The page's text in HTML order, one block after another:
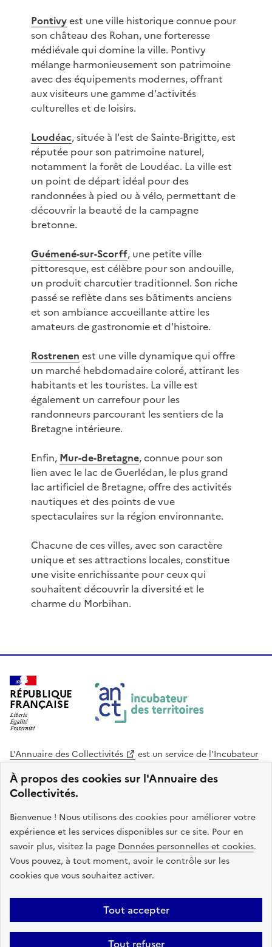
À propos des cookies sur l'Annuaire des
Collectivités.
Bienvenue ! Nous utilisons des cookies pour améliorer votre
expérience et les services disponibles sur ce site. Pour en
savoir plus, visitez la page Données personnelles et cookies.
Vous pouvez, à tout moment, avoir le contrôle sur les
cookies que vous souhaitez activer.
Tout accepter
Tout refuser
Pontivyest une ville historique connue pour
son château des Rohan, une forteresse
médiévale qui domine la ville. Pontivy
mélange harmonieusement son patrimoine
avec des équipements modernes, offrant
aux visiteurs une gamme d'activités
culturelles et de loisirs.
Loudéac, située à l'est de Sainte-Brigitte, est
réputée pour son patrimoine naturel,
notamment la forêt de Loudéac. La ville est
un point de départ idéal pour des
randonnées à pied ou à vélo, permettant de
découvrir la beauté de la campagne
bretonne.
Guémené-sur-Scorff, une petite ville
pittoresque, est célèbre pour son andouille,
un produit charcutier traditionnel. Son riche
passé se reflète dans ses bâtiments anciens
et son ambiance accueillante attire les
amateurs de gastronomie et d'histoire.
Rostrenen est une ville dynamique qui offre
un marché hebdomadaire coloré, attirant les
habitants et les touristes. La ville est
également un carrefour pour les
randonneurs parcourant les sentiers de la
Bretagne intérieure.
Enfin, Mur-de-Bretagne, connue pour son
lien avec le lac de Guerlédan, le plus grand
lac artificiel de Bretagne, offre des activités
nautiques et des points de vue
spectaculaires sur la région environnante.
Chacune de ces villes, avec son caractère
unique et ses attractions locales, constitue
une visite enrichissante pour ceux qui
souhaitent découvrir la diversité et le
charme du Morbihan.
RÉPUBLIQUE
FRANÇAISE
L'Annuaire des Collectivités est un service de l'Incubateur
des Territoires
Cohésion des Territoires
. Le code source de ce site web
est disponible en licence libre. Le design de ce site est conçu
avec le système de design de l’État.
legifrance.gouv.fr
info.gouv.fr
service-public.gouv.fr
data.gouv.fr
Plan du site Accessibilite : non conforme
Mentions légales
Politique de confidentialité
Gestion des cookies FAQ
Kit de